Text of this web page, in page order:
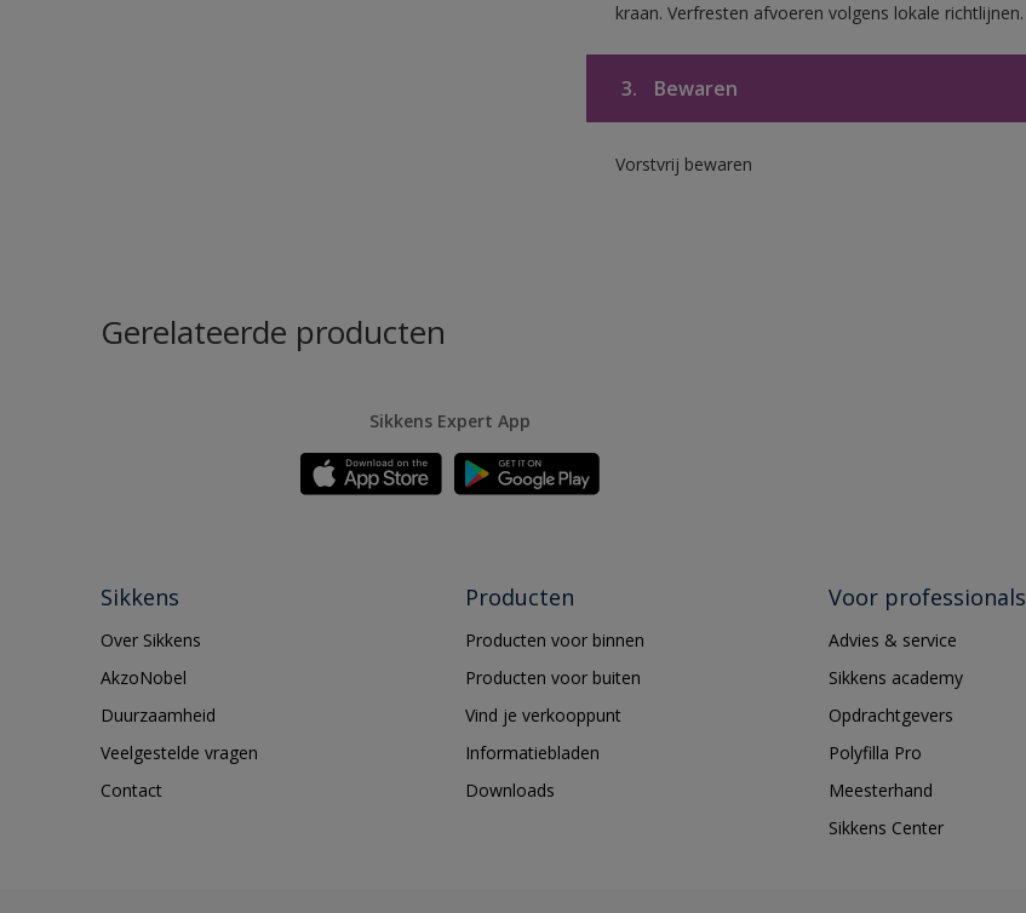
kraan. Verfresten afvoeren volgens lokale richtlijnen.
3. Bewaren
Vorstvrij bewaren
Gerelateerde producten
Sikkens Expert App
Sikkens
Over Sikkens
AkzoNobel
Duurzaamheid
Veelgestelde vragen
Contact
Producten
Producten voor binnen
Producten voor buiten
Vind je verkooppunt
Informatiebladen
Downloads
Voor professionals
Advies & service
Sikkens academy
Opdrachtgevers
Polyfilla Pro
Meesterhand
Sikkens Center